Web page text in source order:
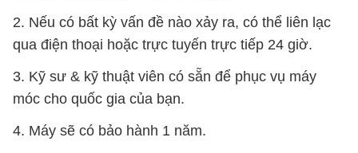
2. Nếu có bất kỳ vấn đề nào xảy ra, có thể liên lạc
qua điện thoại hoặc trực tuyến trực tiếp 24 giờ.
3. Kỹ sư & kỹ thuật viên có sẵn để phục vụ máy
móc cho quốc gia của bạn.
4. Máy sẽ có bảo hành 1 năm.